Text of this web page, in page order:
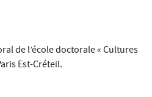
de l’école doctorale « Cultures
Est-Créteil.